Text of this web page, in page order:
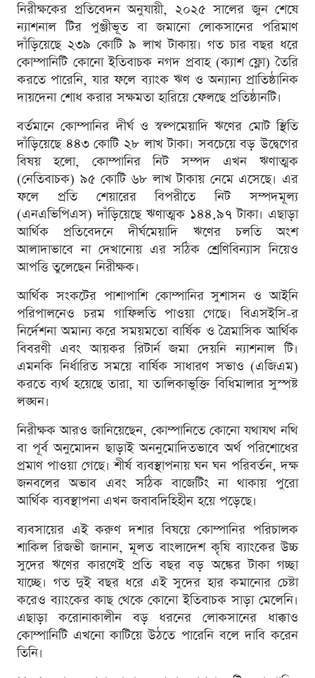
নিরীক্ষকের প্রতিবেদন অনুযায়ী, ২০২৫ সালের জুন শেষে
ন্যাশনাল টির পুঞ্জীভূত বা জমানো লোকসানের পরিমাণ
দাঁড়িয়েছে ২৩৯ কোটি ৯ লাখ টাকায়। গত চার বছর ধরে
কোম্পানিটি কোনো ইতিবাচক নগদ প্রবাহ (ক্যাশ ফ্লো) তৈরি
করতে পারেনি, যার ফলে ব্যাংক ঋণ ও অন্যান্য প্রাতিষ্ঠানিক
দায়দেনা শোধ করার সক্ষমতা হারিয়ে ফেলছে প্রতিষ্ঠানটি।
বর্তমানে কোম্পানির দীর্ঘ ও স্বল্পমেয়াদি ঋণের মোট স্থিতি
দাঁড়িয়েছে ৪৪৩ কোটি ২৮ লাখ টাকা। সবচেয়ে বড় উদ্বেগের
বিষয় হলো, কোম্পানির নিট সম্পদ এখন ঋণাত্মক
(নেতিবাচক) ৯৫ কোটি ৬৮ লাখ টাকায় নেমে এসেছে। এর
ফলে প্রতি শেয়ারের বিপরীতে নিট সম্পদমূল্য
(এনএভিপিএস) দাঁড়িয়েছে ঋণাত্মক ১৪৪.৯৭ টাকা। এছাড়া
আর্থিক প্রতিবেদনে দীর্ঘমেয়াদি ঋণের চলতি অংশ
আলাদাভাবে না দেখানোয় এর সঠিক শ্রেণিবিন্যাস নিয়েও
আপত্তি তুলেছেন নিরীক্ষক।
আর্থিক সংকটের পাশাপাশি কোম্পানির সুশাসন ও আইনি
পরিপালনেও চরম গাফিলতি পাওয়া গেছে। বিএসইসি-র
নির্দেশনা অমান্য করে সময়মতো বার্ষিক ও ত্রৈমাসিক আর্থিক
বিবরণী এবং আয়কর রিটার্ন জমা দেয়নি ন্যাশনাল টি।
এমনকি নির্ধারিত সময়ে বার্ষিক সাধারণ সভাও (এজিএম)
করতে ব্যর্থ হয়েছে তারা, যা তালিকাভুক্তি বিধিমালার সুস্পষ্ট
লঙ্ঘন।
নিরীক্ষক আরও জানিয়েছেন, কোম্পানিতে কোনো যথাযথ নথি
বা পূর্ব অনুমোদন ছাড়াই অননুমোদিতভাবে অর্থ পরিশোধের
প্রমাণ পাওয়া গেছে। শীর্ষ ব্যবস্থাপনায় ঘন ঘন পরিবর্তন, দক্ষ
জনবলের অভাব এবং সঠিক বাজেটিং না থাকায় পুরো
আর্থিক ব্যবস্থাপনা এখন জবাবদিহিহীন হয়ে পড়েছে।
ব্যবসায়ের এই করুণ দশার বিষয়ে কোম্পানির পরিচালক
শাকিল রিজভী জানান, মূলত বাংলাদেশ কৃষি ব্যাংকের উচ্চ
সুদের ঋণের কারণেই প্রতি বছর বড় অঙ্কের টাকা গচ্ছা
যাচ্ছে। গত দুই বছর ধরে এই সুদের হার কমানোর চেষ্টা
করেও ব্যাংকের কাছ থেকে কোনো ইতিবাচক সাড়া মেলেনি।
এছাড়া করোনাকালীন বড় ধরনের লোকসানের ধাক্কাও
কোম্পানিটি এখনো কাটিয়ে উঠতে পারেনি বলে দাবি করেন
তিনি।